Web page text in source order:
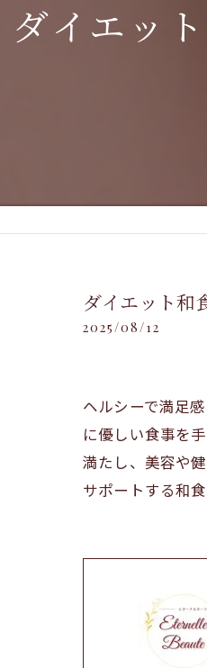
ダイエッ
ダイエット和
2025/08/12
ヘルシーで満足
に優しい食事を
満たし、美容や
サポートする和